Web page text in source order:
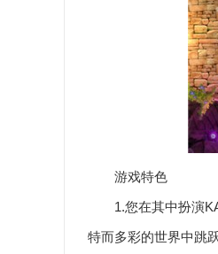
游戏特色
1.您在其中扮演KA
特而多彩的世界中跳